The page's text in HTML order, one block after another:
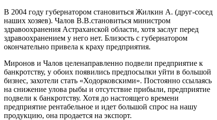
В 2004 году губернатором становиться Жилкин А. (друг-сосед
наших хозяев). Чалов В.В.становиться министром
здравоохранения Астраханской области, хотя заслуг перед
здравоохранением у него нет. Близость с губернатором
окончательно привела к краху предприятия.
Миронов и Чалов целенаправленно подвели предприятие к
банкротству, у обоих появились предпосылки уйти в большой
бизнес, захотели стать «Ходорковскими». Постоянно ссылаясь
на снижение улова рыбы и отсутствие прибыли, предприятие
подвели к банкротству. Хотя до настоящего времени
предприятие рентабельное и идет большой спрос на нашу
продукцию, она продается на экспорт.